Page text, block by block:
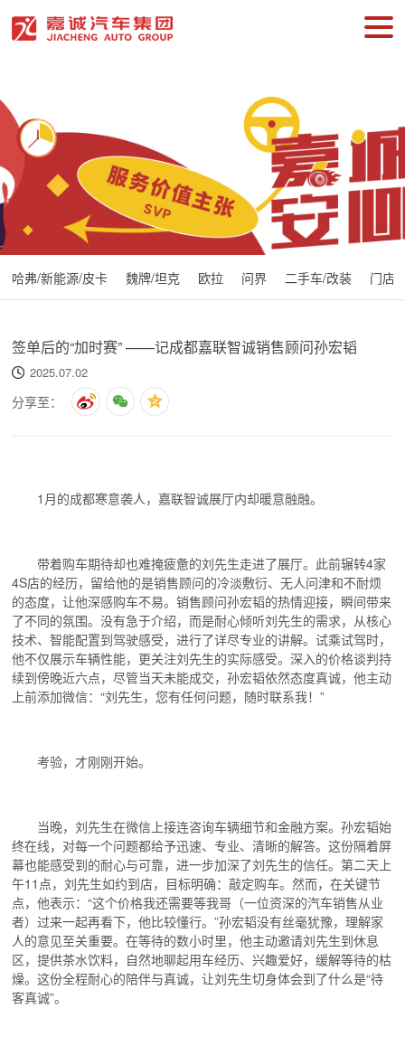
哈弗/新能源/皮卡 魏牌/坦克 欧拉 问界 二手车/改装 门店
签单后的“加时赛” ——记成都嘉联智诚销售顾问孙宏韬
2025.07.02
分享至：
1月的成都寒意袭人，嘉联智诚展厅内却暖意融融。
带着购车期待却也难掩疲惫的刘先生走进了展厅。此前辗转4家
4S店的经历，留给他的是销售顾问的冷淡敷衍、无人问津和不耐烦
的态度，让他深感购车不易。销售顾问孙宏韬的热情迎接，瞬间带来
了不同的氛围。没有急于介绍，而是耐心倾听刘先生的需求，从核心
技术、智能配置到驾驶感受，进行了详尽专业的讲解。试乘试驾时，
他不仅展示车辆性能，更关注刘先生的实际感受。深入的价格谈判持
续到傍晚近六点，尽管当天未能成交，孙宏韬依然态度真诚，他主动
上前添加微信：“刘先生，您有任何问题，随时联系我！”
考验，才刚刚开始。
当晚，刘先生在微信上接连咨询车辆细节和金融方案。孙宏韬始
终在线，对每一个问题都给予迅速、专业、清晰的解答。这份隔着屏
幕也能感受到的耐心与可靠，进一步加深了刘先生的信任。第二天上
午11点，刘先生如约到店，目标明确：敲定购车。然而，在关键节
点，他表示：“这个价格我还需要等我哥（一位资深的汽车销售从业
者）过来一起再看下，他比较懂行。”孙宏韬没有丝毫犹豫，理解家
人的意见至关重要。在等待的数小时里，他主动邀请刘先生到休息
区，提供茶水饮料，自然地聊起用车经历、兴趣爱好，缓解等待的枯
燥。这份全程耐心的陪伴与真诚，让刘先生切身体会到了什么是“待
客真诚”。